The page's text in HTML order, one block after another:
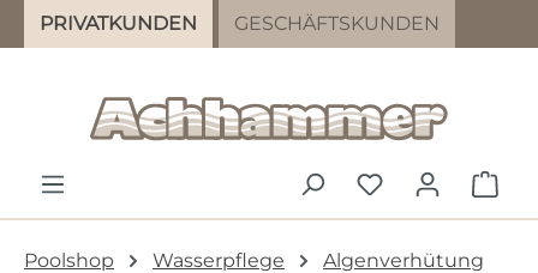
Zum Hauptinhalt springen
PRIVATKUNDEN GESCHÄFTSKUNDEN
DU HAST 0
Poolshop Wasserpflege
Algenverhütung